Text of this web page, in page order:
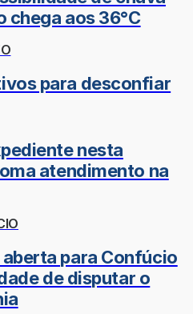
chega aos 36°C
para desconfiar
nesta
atendimento na
para Confúcio
de disputar o